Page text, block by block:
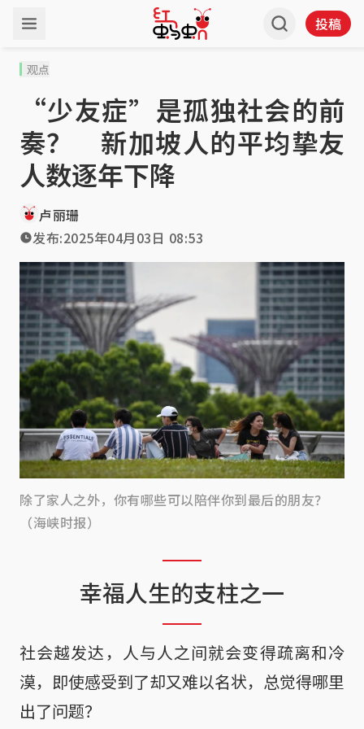
投稿
观点
“少友症”是孤独社会的前
奏？ 新加坡人的平均挚友
人数逐年下降
卢丽珊
发布:2025年04月03日 08:53
除了家人之外，你有哪些可以陪伴你到最后的朋友？
（海峡时报）
幸福人生的支柱之一
社会越发达，人与人之间就会变得疏离和冷
漠，即使感受到了却又难以名状，总觉得哪里
出了问题？